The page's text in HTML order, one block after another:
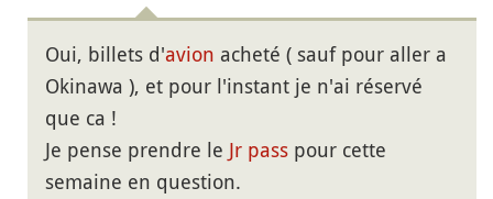
Oui, billets d'avion acheté ( sauf pour aller a
Okinawa ), et pour l'instant je n'ai réservé
que ca !
Je pense prendre le Jr pass pour cette
semaine en question.